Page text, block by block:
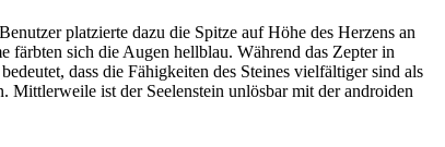
platzierte dazu die Spitze auf Höhe des Herzens an
färbten sich die Augen hellblau. Während das Zepter in
dass die Fähigkeiten des Steines vielfältiger sind als
ist der Seelenstein unlösbar mit der androiden